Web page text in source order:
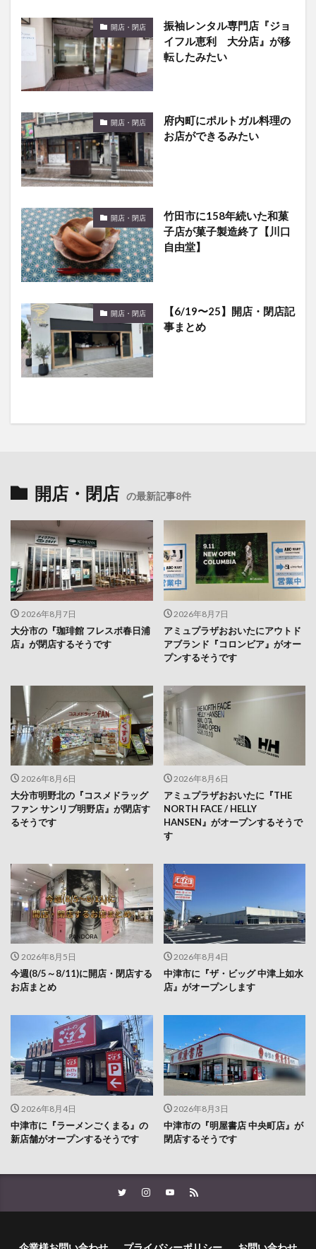
開店・閉店
振袖レンタル専門店『ジョ
イフル恵利 大分店』が移
転したみたい
開店・閉店
府内町にポルトガル料理の
お店ができるみたい
開店・閉店
竹田市に158年続いた和菓
子店が菓子製造終了【川口
自由堂】
開店・閉店
【6/19〜25】開店・閉店記
事まとめ
開店・閉店 の最新記事8件
2026年8月7日
大分市の『珈琲館 フレスポ春日浦
店』が閉店するそうです
2026年8月7日
アミュプラザおおいたにアウトド
アブランド『コロンビア』がオー
プンするそうです
2026年8月6日
大分市明野北の『コスメドラッグ
ファン サンリブ明野店』が閉店す
るそうです
2026年8月6日
アミュプラザおおいたに『THE
NORTH FACE / HELLY
HANSEN』がオープンするそうで
す
2026年8月5日
今週(8/5～8/11)に開店・閉店する
お店まとめ
2026年8月4日
中津市に『ザ・ビッグ 中津上如水
店』がオープンします
2026年8月4日
中津市に『ラーメンごくまる』の
新店舗がオープンするそうです
2026年8月3日
中津市の『明屋書店 中央町店』が
閉店するそうです